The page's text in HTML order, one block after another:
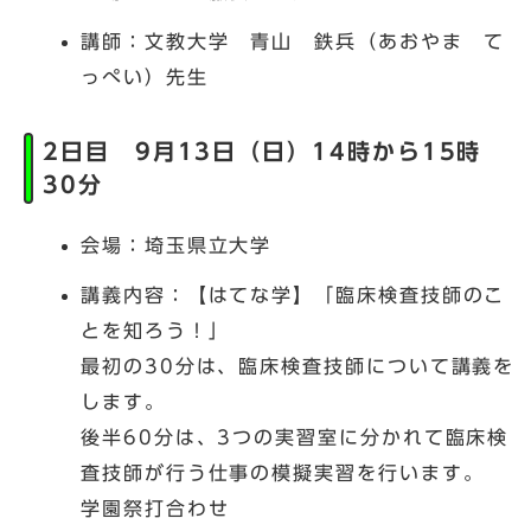
講師：文教大学 青山 鉄兵（あおやま て
っぺい）先生
2日目 9月13日（日）14時から15時
30分
会場：埼玉県立大学
講義内容：【はてな学】「臨床検査技師のこ
とを知ろう！」
最初の30分は、臨床検査技師について講義を
します。
後半60分は、3つの実習室に分かれて臨床検
査技師が行う仕事の模擬実習を行います。
学園祭打合わせ